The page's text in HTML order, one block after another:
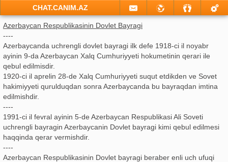
CHAT.CANIM.AZ
Azerbaycan Respublikasinin Dovlet Bayragi
----
Azerbaycanda uchrengli dovlet bayragi ilk defe 1918-ci il noyabr
ayinin 9-da Azerbaycan Xalq Cumhuriyyeti hokumetinin qerari ile
qebul edilmisdir.
1920-ci il aprelin 28-de Xalq Cumhuriyyeti suqut etdikden ve Sovet
hakimiyyeti qurulduqdan sonra Azerbaycanda bu bayraqdan imtina
edilmishdir.
----
1991-ci il fevral ayinin 5-de Azerbaycan Respublikasi Ali Soveti
uchrengli bayragin Azerbaycanin Dovlet bayragi kimi qebul edilmesi
haqqinda qerar vermishdir.
----
Azerbaycan Respublikasinin Dovlet bayragi beraber enli uch ufuqi